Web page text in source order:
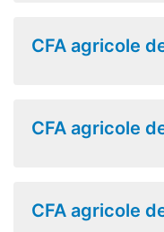
CFA agricole
CFA agricole
CFA agricole